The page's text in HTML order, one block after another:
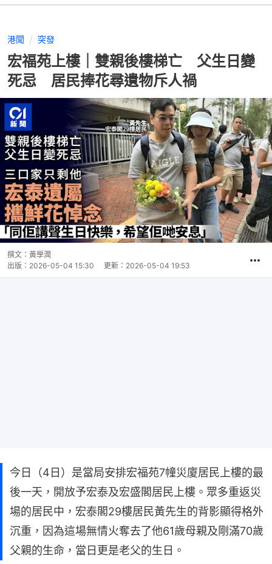
港聞 突發
宏福苑上樓｜雙親後樓梯亡 父生日變
死忌 居民捧花尋遺物斥人禍
撰文： 黃學潤
出版： 2026-05-04 15:30 更新： 2026-05-04 19:53
今日（4日）是當局安排宏福苑7幢災廈居民上樓的最
後一天，開放予宏泰及宏盛閣居民上樓。眾多重返災
場的居民中，宏泰閣29樓居民黃先生的背影顯得格外
沉重，因為這場無情火奪去了他61歲母親及剛滿70歲
父親的生命，當日更是老父的生日。